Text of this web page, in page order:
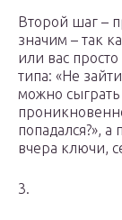
Второй шаг –
значим – так
или вас
типа: «Не
можно
попадался?», а
вчера ключи,
3.